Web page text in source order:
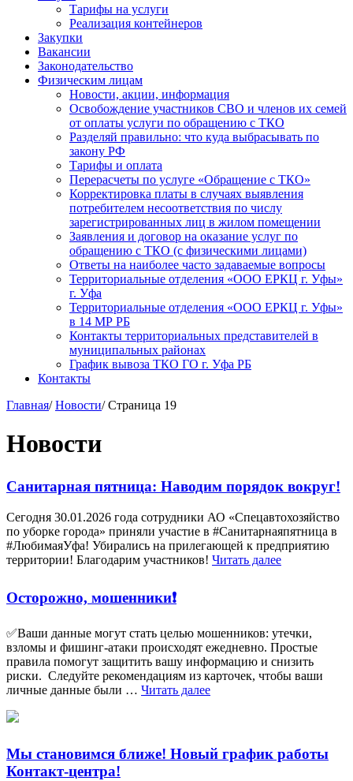
Тарифы на услуги
Реализация контейнеров
Закупки
Вакансии
Законодательство
Физическим лицам
Новости, акции, информация
Освобождение участников СВО и членов их семей
от оплаты услуги по обращению с ТКО
Разделяй правильно: что куда выбрасывать по
закону РФ
Тарифы и оплата
Перерасчеты по услуге «Обращение с ТКО»
Корректировка платы в случаях выявления
потребителем несоответствия по числу
зарегистрированных лиц в жилом помещении
Заявления и договор на оказание услуг по
обращению с ТКО (с физическими лицами)
Ответы на наиболее часто задаваемые вопросы
Территориальные отделения «ООО ЕРКЦ г. Уфы»
г. Уфа
Территориальные отделения «ООО ЕРКЦ г. Уфы»
в 14 МР РБ
Контакты территориальных представителей в
муниципальных районах
График вывоза ТКО ГО г. Уфа РБ
Контакты
Главная/ Новости/Страница 19
Новости
Санитарная пятница: Наводим порядок вокруг!
Сегодня 30.01.2026 года сотрудники АО «Спецавтохозяйство
по уборке города» приняли участие в #Санитарнаяпятница в
#ЛюбимаяУфа! Убирались на прилегающей к предприятию
территории! Благодарим участников! Читать далее
Осторожно, мошенники❗
✅Ваши данные могут стать целью мошенников: утечки,
взломы и фишинг-атаки происходят ежедневно. Простые
правила помогут защитить вашу информацию и снизить
риски. Следуйте рекомендациям из карточек, чтобы ваши
личные данные были … Читать далее
Мы становимся ближе! Новый график работы
Контакт-центра!